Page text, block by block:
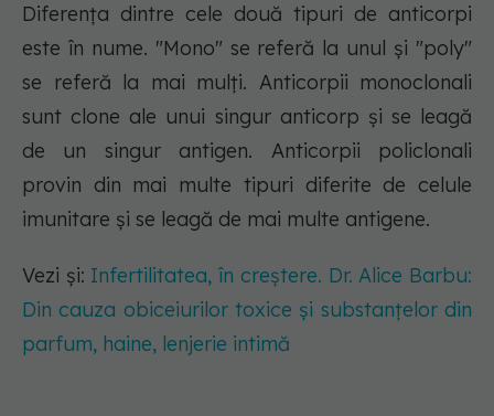
Diferența dintre cele două tipuri de anticorpi
este în nume. "Mono" se referă la unul și "poly"
se referă la mai mulți. Anticorpii monoclonali
sunt clone ale unui singur anticorp și se leagă
de un singur antigen. Anticorpii policlonali
provin din mai multe tipuri diferite de celule
imunitare și se leagă de mai multe antigene.
Vezi și: Infertilitatea, în creștere. Dr. Alice Barbu:
Din cauza obiceiurilor toxice și substanțelor din
parfum, haine, lenjerie intimă